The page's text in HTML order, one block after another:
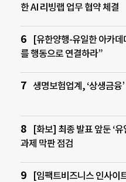
한 AI 리빙랩 업무 협약 체결
[유한양행-유일한 아카데
를 행동으로 연결하라”
생명보험업계, ‘상생금융
[화보] 최종 발표 앞둔 ‘
과제 막판 점검
[임팩트비즈니스 인사이